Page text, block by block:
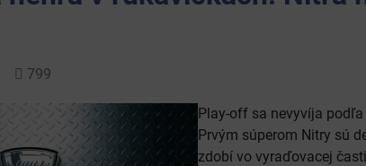
Počet
799
Play-off sa nevyvíja
Prvým súperom Nitry sú
zdobí vo vyraďovacej